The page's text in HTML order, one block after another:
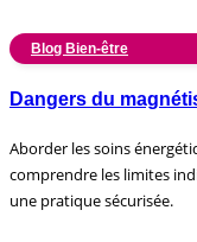
Blog Bien-être
Dangers du
Aborder les soins
comprendre les limites
une pratique sécurisée.